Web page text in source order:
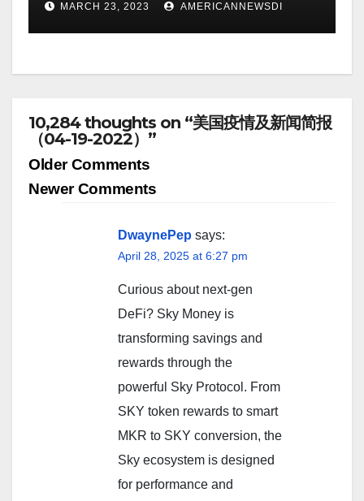
MARCH 23, 2023 AMERICANNEWSDI
10,284 thoughts on “美国疫情及新闻简报
（04-19-2022）”
Comment
navigation
Older Comments
Newer Comments
DwaynePep says:
April 28, 2025 at 6:27 pm
Curious about next-gen
DeFi? Sky Money is
transforming savings and
rewards through the
powerful Sky Protocol. From
SKY token rewards to smart
MKR to SKY conversion, the
Sky ecosystem is designed
for performance and